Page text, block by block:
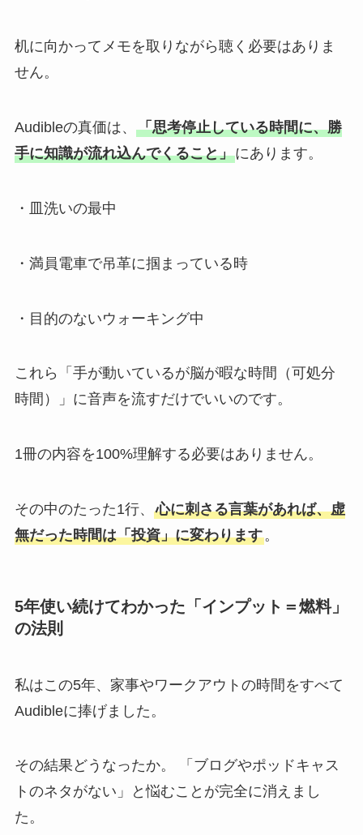
机に向かってメモを取りながら聴く必要はありま
せん。
Audibleの真価は、 「思考停止している時間に、勝
手に知識が流れ込んでくること」にあります。
・皿洗いの最中
・満員電車で吊革に掴まっている時
・目的のないウォーキング中
これら「手が動いているが脳が暇な時間（可処分
時間）」に音声を流すだけでいいのです。
1冊の内容を100%理解する必要はありません。
その中のたった1行、 心に刺さる言葉があれば、虚
無だった時間は「投資」に変わります。
5年使い続けてわかった「インプット＝燃料」
の法則
私はこの5年、家事やワークアウトの時間をすべて
Audibleに捧げました。
その結果どうなったか。 「ブログやポッドキャス
トのネタがない」と悩むことが完全に消えまし
た。